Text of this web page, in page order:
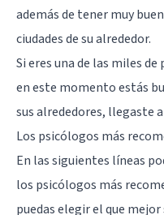
además de tener muy
ciudades de su alrededor.
Si eres una de las miles
en este momento estás
sus alrededores, llegaste
Los psicólogos más
En las siguientes líneas
los psicólogos más
puedas elegir el que